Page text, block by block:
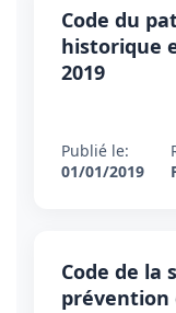
Code du
historique
2019
Publié le:
01/01/2019
Code de la
prévention